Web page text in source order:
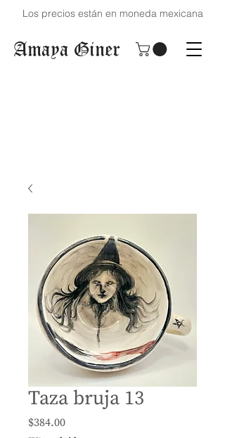
Los precios están en moneda mexicana
Amaya Giner
Taza bruja 13
$384.00Precio